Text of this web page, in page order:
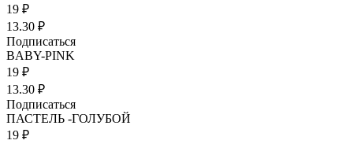
19 ₽
13.30 ₽
Подписаться
BABY-PINK
19 ₽
13.30 ₽
Подписаться
ПАСТЕЛЬ -ГОЛУБОЙ
19 ₽